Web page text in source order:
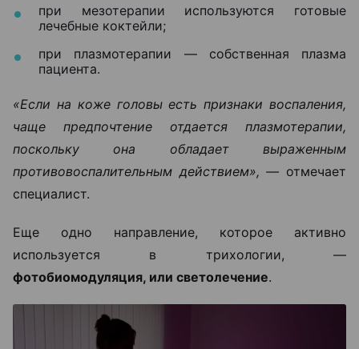
при мезотерапии используются готовые
лечебные коктейли;
при плазмотерапии — собственная плазма
пациента.
«Если на коже головы есть признаки воспаления,
чаще предпочтение отдается плазмотерапии,
поскольку она обладает выраженным
противовоспалительным действием», — отмечает
специалист.
Еще одно направление, которое активно
используется в трихологии, —
фотобиомодуляция, или светолечение.